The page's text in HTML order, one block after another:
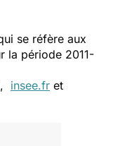
se réfère aux
la période 2011-
, insee.fr et